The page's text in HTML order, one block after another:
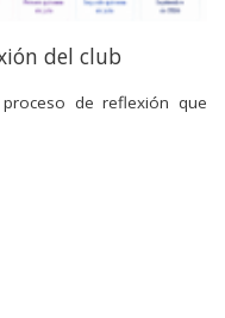
del club
de reflexión que